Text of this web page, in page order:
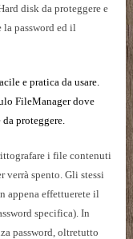
disk da proteggere e
password ed il
e pratica da usare.
FileManager dove
proteggere.
i file contenuti
verrà spento. Gli stessi
appena effettuerete il
specifica). In
password, oltretutto